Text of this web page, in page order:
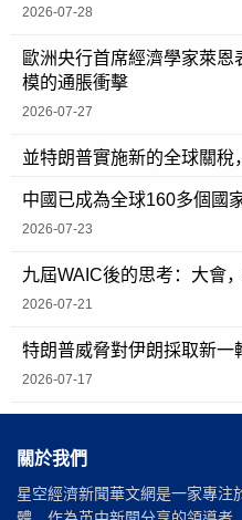
2026-07-28
歐洲央行首席經濟學家萊
模的通脹衝擊
2026-07-27
並特朗普實施新的全球關稅
中國已成為全球160多個國
2026-07-23
九屆WAIC後的思考：大會
2026-07-21
特朗普威脅對伊朗採取新
2026-07-17
關於我們
星空經濟新聞華文網是一家專注